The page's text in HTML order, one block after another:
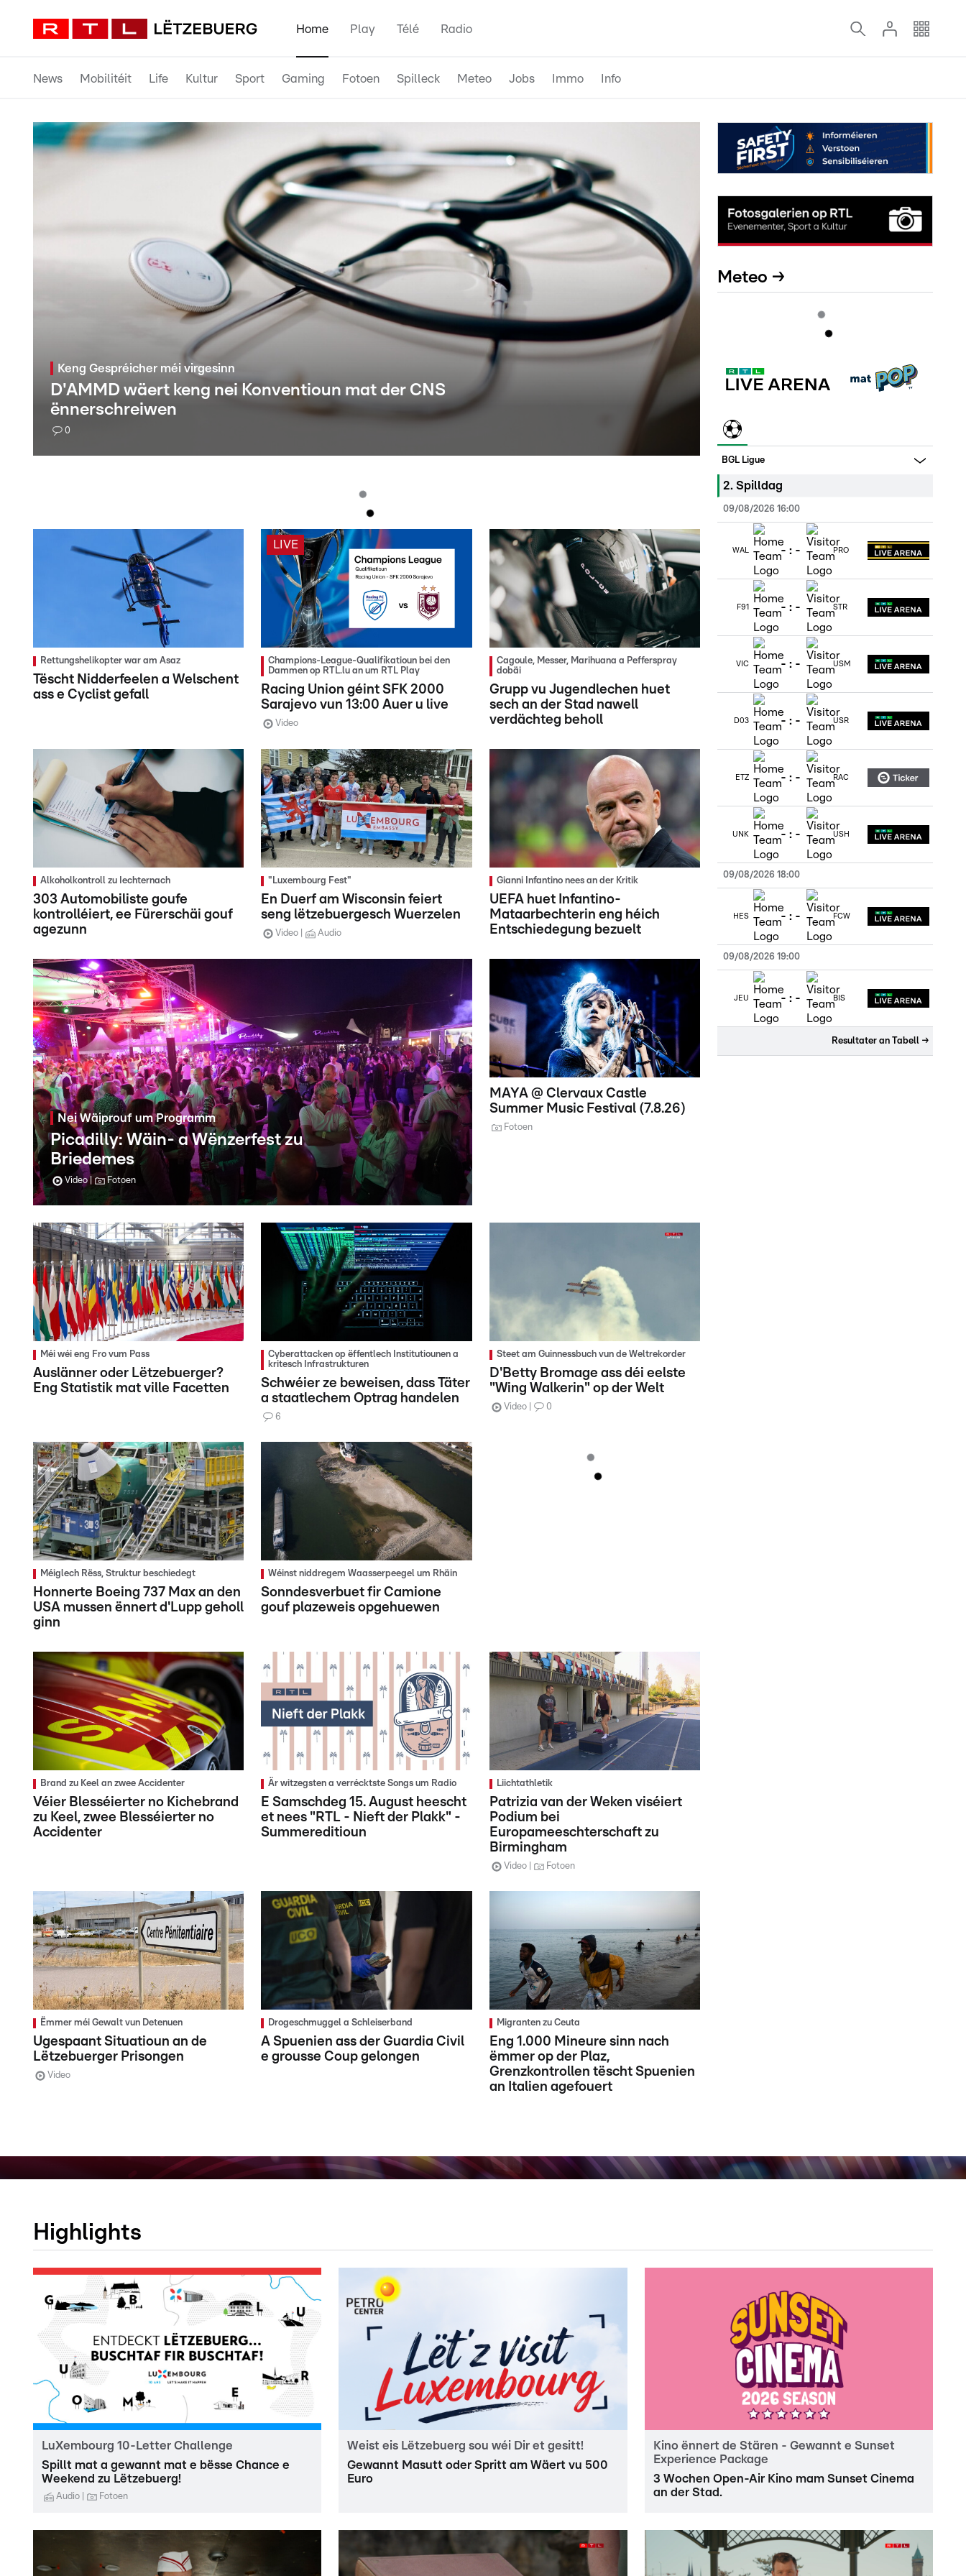
Home Play Télé Radio
News Mobilitéit Life Kultur Sport Gaming Fotoen Spilleck Meteo Jobs Immo Info
Keng Gespréicher méi virgesinn
D'AMMD wäert keng nei Konventioun mat der CNS
ënnerschreiwen
0
Rettungshelikopter war am Asaz
Tëscht Nidderfeelen a Welschent
ass e Cyclist gefall
Champions-League-Qualifikatioun bei den
Dammen op RTL.lu an um RTL Play
Racing Union géint SFK 2000
Sarajevo vun 13:00 Auer u live
Video
LIVE
Cagoule, Messer, Marihuana a Pefferspray
dobäi
Grupp vu Jugendlechen huet
sech an der Stad nawell
verdächteg beholl
Alkoholkontroll zu Iechternach
303 Automobiliste goufe
kontrolléiert, ee Fürerschäi gouf
agezunn
"Luxembourg Fest"
En Duerf am Wisconsin feiert
seng lëtzebuergesch Wuerzelen
Video Audio
Gianni Infantino nees an der Kritik
UEFA huet Infantino-
Mataarbechterin eng héich
Entschiedegung bezuelt
Nei Wäiprouf um Programm
Picadilly: Wäin- a Wënzerfest zu
Briedemes
Video Fotoen
MAYA @ Clervaux Castle
Summer Music Festival (7.8.26)
Fotoen
Méi wéi eng Fro vum Pass
Auslänner oder Lëtzebuerger?
Eng Statistik mat ville Facetten
Cyberattacken op ëffentlech Institutiounen a
kritesch Infrastrukturen
Schwéier ze beweisen, dass Täter
a staatlechem Optrag handelen
6
Steet am Guinnessbuch vun de Weltrekorder
D'Betty Bromage ass déi eelste
"Wing Walkerin" op der Welt
Video 0
Méiglech Rëss, Struktur beschiedegt
Honnerte Boeing 737 Max an den
USA mussen ënnert d'Lupp geholl
ginn
Wéinst niddregem Waasserpeegel um Rhäin
Sonndesverbuet fir Camione
gouf plazeweis opgehuewen
Brand zu Keel an zwee Accidenter
Véier Blesséierter no Kichebrand
zu Keel, zwee Blesséierter no
Accidenter
Är witzegsten a verrécktste Songs um Radio
E Samschdeg 15. August heescht
et nees "RTL - Nieft der Plakk" -
Summereditioun
Liichtathletik
Patrizia van der Weken viséiert
Podium bei
Europameeschterschaft zu
Birmingham
Video Fotoen
Ëmmer méi Gewalt vun Detenuen
Ugespaant Situatioun an de
Lëtzebuerger Prisongen
Video
Drogeschmuggel a Schleiserband
A Spuenien ass der Guardia Civil
e grousse Coup gelongen
Migranten zu Ceuta
Eng 1.000 Mineure sinn nach
ëmmer op der Plaz,
Grenzkontrollen tëscht Spuenien
an Italien agefouert
Meteo →
BGL Ligue
2. Spilldag
09/08/2026 16:00
WAL - : - PRO
F91 - : - STR
VIC - : - USM
D03 - : - USR
ETZ - : - RAC
UNK - : - USH
09/08/2026 18:00
HES - : - FCW
09/08/2026 19:00
JEU - : - BIS
Resultater an Tabell →
Highlights
LuXembourg 10-Letter Challenge
Spillt mat a gewannt mat e bësse Chance e
Weekend zu Lëtzebuerg!
Audio Fotoen
Weist eis Lëtzebuerg sou wéi Dir et gesitt!
Gewannt Masutt oder Spritt am Wäert vu 500
Euro
Kino ënnert de Stären - Gewannt e Sunset
Experience Package
3 Wochen Open-Air Kino mam Sunset Cinema
an der Stad.